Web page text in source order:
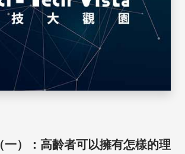
一）：高齡者可以擁有怎樣的理